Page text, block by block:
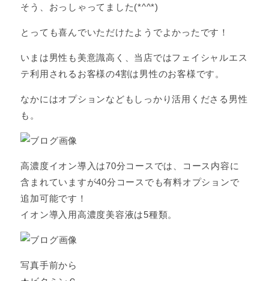
そう、おっしゃってました(*^^*)
とっても喜んでいただけたようでよかったです！
いまは男性も美意識高く、当店ではフェイシャルエス
テ利用されるお客様の4割は男性のお客様です。
なかにはオプションなどもしっかり活用くださる男性
も。
高濃度イオン導入は70分コースでは、コース内容に
含まれていますが40分コースでも有料オプションで
追加可能です！
イオン導入用高濃度美容液は5種類。
写真手前から